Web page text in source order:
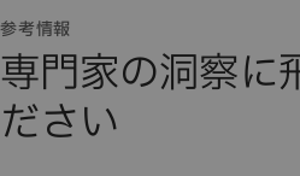
参考情報
専門家の洞察に
ださい